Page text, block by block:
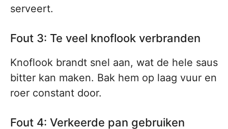
serveert.
Fout 3: Te veel knoflook verbranden
Knoflook brandt snel aan, wat de hele saus
bitter kan maken. Bak hem op laag vuur en
roer constant door.
Fout 4: Verkeerde pan gebruiken